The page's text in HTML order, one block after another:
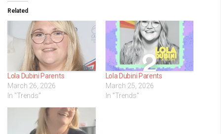
Related
Lola Dubini Parents
March 26, 2026
In "Trends"
Lola Dubini Parents
March 25, 2026
In "Trends"